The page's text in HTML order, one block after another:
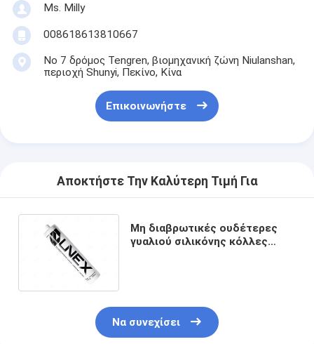
Ms. Milly
008618613810667
Νο 7 δρόμος Tengren, βιομηχανική ζώνη Niulanshan,
περιοχή Shunyi, Πεκίνο, Κίνα
Επικοινωνήστε
Αποκτήστε Την Καλύτερη Τιμή Για
Μη διαβρωτικές ουδέτερες
γυαλιού σιλικόνης κόλλες
Να συνεχίσει